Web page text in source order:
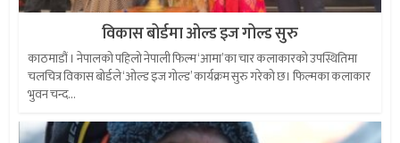
विकास बोर्डमा ओल्ड इज गोल्ड सुरु
काठमाडौं । नेपालको पहिलो नेपाली फिल्म ‘आमा’का चार कलाकारको उपस्थितिमा
चलचित्र विकास बोर्डले ‘ओल्ड इज गोल्ड’ कार्यक्रम सुरु गरेको छ। फिल्मका कलाकार
भुवन चन्द...